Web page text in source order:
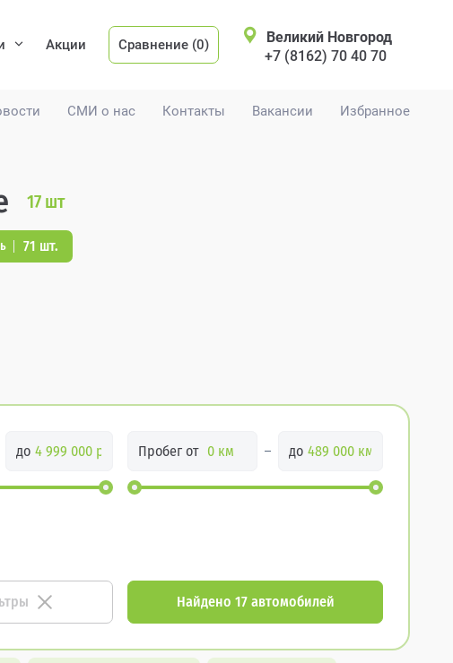
СМИ о нас Контакты Вакансии Избранное
Акции Сравнение (0)
Великий Новгород
+7 (8162) 70 40 70
17 шт
71 шт.
до Пробег от до
Найдено 17 автомобилей